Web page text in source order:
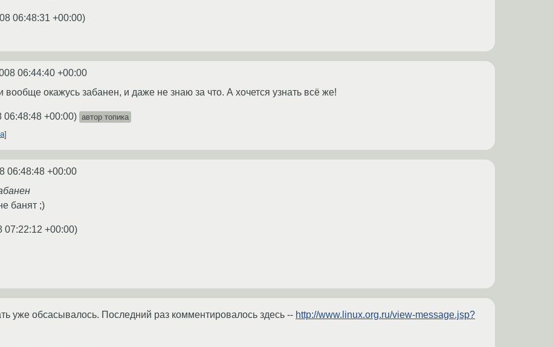
06:48:31 +00:00)
06:44:40 +00:00
вообще окажусь забанен, и даже не знаю за что. А хочется узнать всё же!
06:48:48 +00:00) автор топика
06:48:48 +00:00
банят ;)
07:22:12 +00:00)
уже обсасывалось. Последний раз комментировалось здесь -- http://www.linux.org.ru/view-message.jsp?